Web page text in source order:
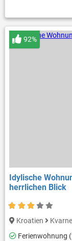
Idylische
herrlichen Blick
92%
Kroatien
Ferienwohnung